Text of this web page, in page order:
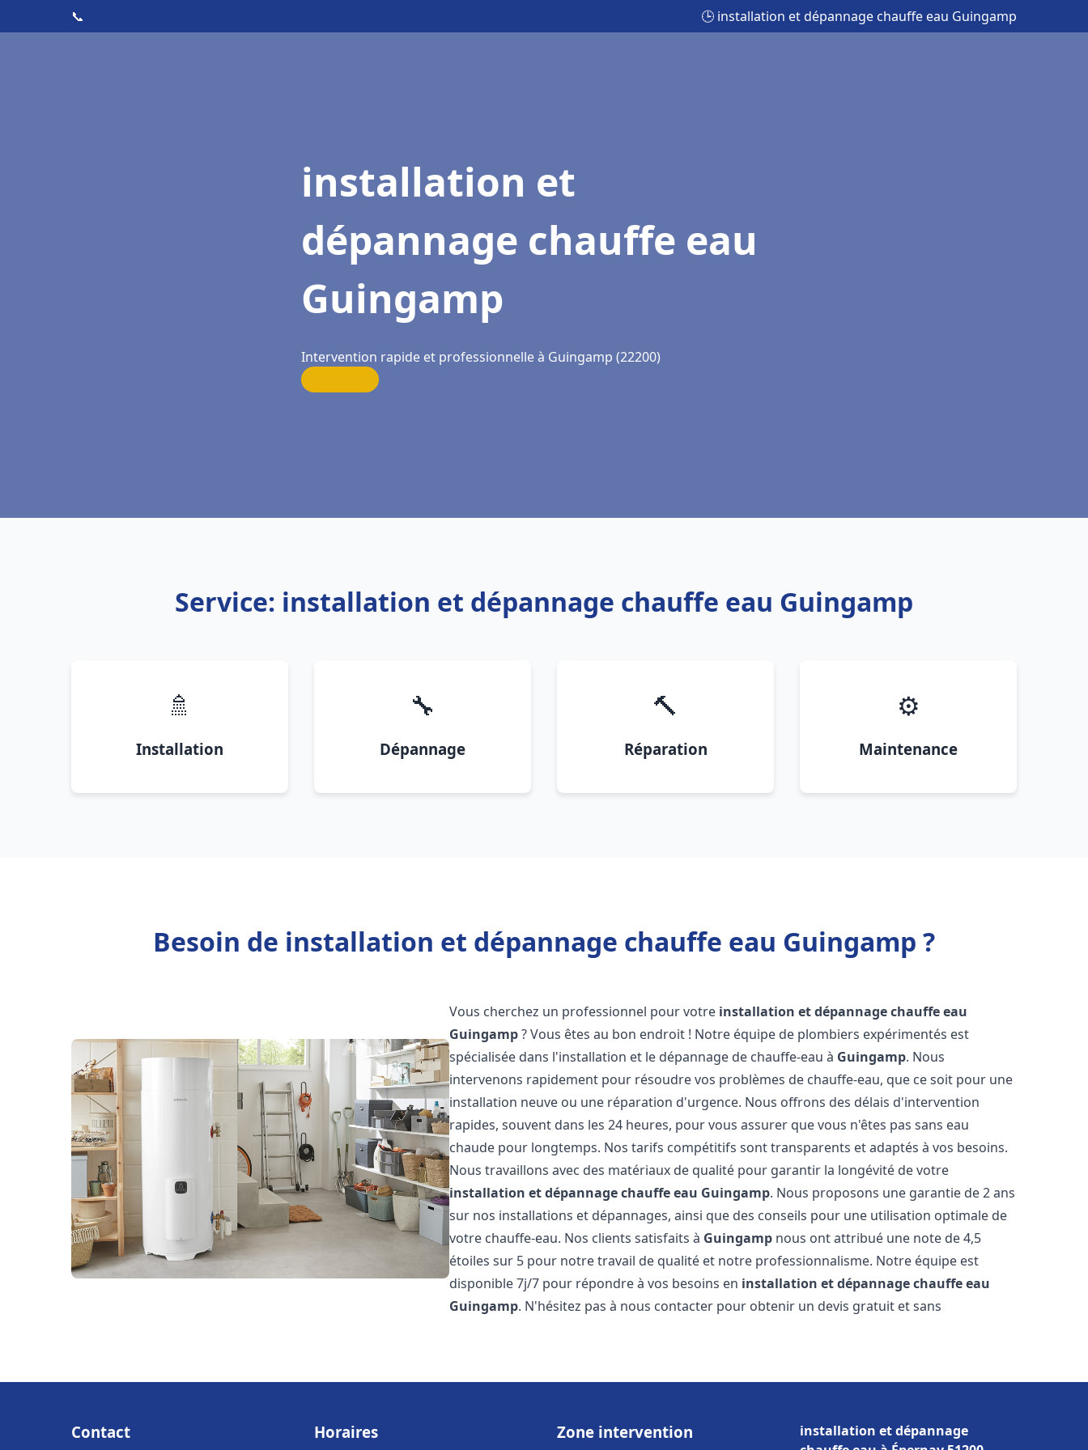
📞 🕒 installation et dépannage chauffe eau Guingamp
installation et
dépannage chauffe eau
Guingamp
Intervention rapide et professionnelle à Guingamp (22200)
Service: installation et dépannage chauffe eau Guingamp
🚿
Installation
🔧
Dépannage
🔨
Réparation
⚙️
Maintenance
Besoin de installation et dépannage chauffe eau Guingamp ?
Vous cherchez un professionnel pour votre installation et dépannage chauffe eau
Guingamp? Vous êtes au bon endroit ! Notre équipe de plombiers expérimentés est
spécialisée dans l'installation et le dépannage de chauffe-eau à Guingamp. Nous
intervenons rapidement pour résoudre vos problèmes de chauffe-eau, que ce soit pour une
installation neuve ou une réparation d'urgence. Nous offrons des délais d'intervention
rapides, souvent dans les 24 heures, pour vous assurer que vous n'êtes pas sans eau
chaude pour longtemps. Nos tarifs compétitifs sont transparents et adaptés à vos besoins.
Nous travaillons avec des matériaux de qualité pour garantir la longévité de votre
installation et dépannage chauffe eau Guingamp. Nous proposons une garantie de 2 ans
sur nos installations et dépannages, ainsi que des conseils pour une utilisation optimale de
votre chauffe-eau. Nos clients satisfaits à Guingamp nous ont attribué une note de 4,5
étoiles sur 5 pour notre travail de qualité et notre professionnalisme. Notre équipe est
disponible 7j/7 pour répondre à vos besoins en installation et dépannage chauffe eau
Guingamp. N'hésitez pas à nous contacter pour obtenir un devis gratuit et sans
Contact Horaires Zone intervention
installation et dépannage